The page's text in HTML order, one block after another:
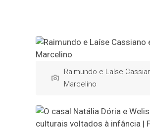
Raimundo e Laíse
Marcelino